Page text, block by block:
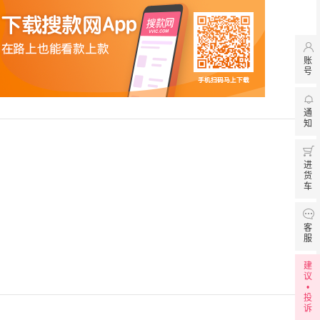

账
号

通
知

进
货
车

客
服
建
议
•
投
诉